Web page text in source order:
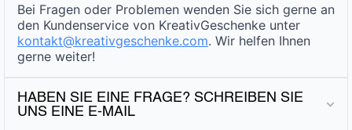
Bei Fragen oder Problemen wenden Sie sich gerne an
den Kundenservice von KreativGeschenke unter
kontakt@kreativgeschenke.com. Wir helfen Ihnen
gerne weiter!
HABEN SIE EINE FRAGE? SCHREIBEN SIE
UNS EINE E-MAIL